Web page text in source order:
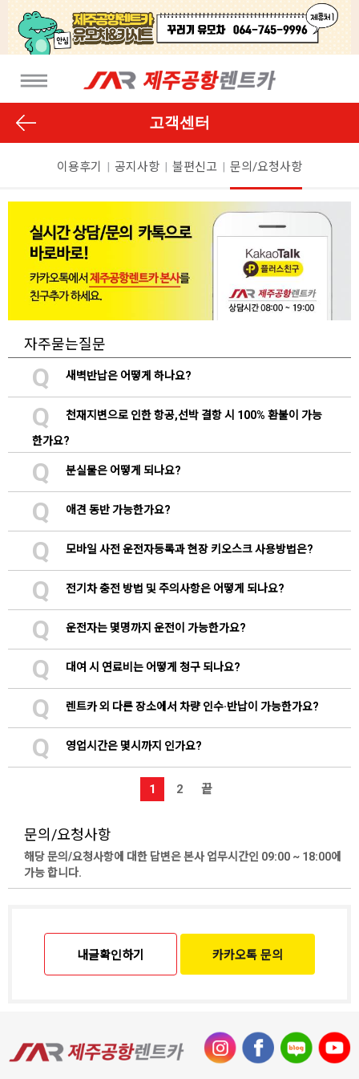
고객센터
이용후기 공지사항 불편신고 문의/요청사항
자주묻는질문
Q 새벽반납은 어떻게 하나요?
Q
천재지변으로 인한 항공,선박 결항 시 100% 환불이 가능
한가요?
Q 분실물은 어떻게 되나요?
Q 애견 동반 가능한가요?
Q 모바일 사전 운전자등록과 현장 키오스크 사용방법은?
Q 전기차 충전 방법 및 주의사항은 어떻게 되나요?
Q 운전자는 몇명까지 운전이 가능한가요?
Q 대여 시 연료비는 어떻게 청구 되나요?
Q 렌트카 외 다른 장소에서 차량 인수·반납이 가능한가요?
Q 영업시간은 몇시까지 인가요?
1 2 끝
문의/요청사항
해당 문의/요청사항에 대한 답변은 본사 업무시간인 09:00 ~ 18:00에
가능 합니다.
내글확인하기 카카오톡 문의